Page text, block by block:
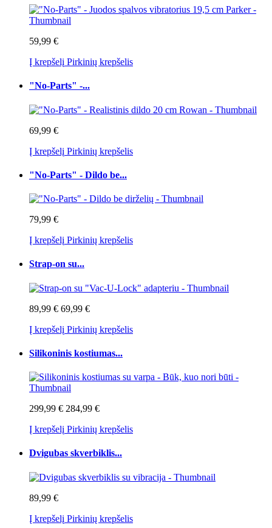
59,99 €
Į krepšelį Pirkinių krepšelis
"No-Parts" -...
69,99 €
Į krepšelį Pirkinių krepšelis
"No-Parts" - Dildo be...
79,99 €
Į krepšelį Pirkinių krepšelis
Strap-on su...
89,99 € 69,99 €
Į krepšelį Pirkinių krepšelis
Silikoninis kostiumas...
299,99 € 284,99 €
Į krepšelį Pirkinių krepšelis
Dvigubas skverbiklis...
89,99 €
Į krepšelį Pirkinių krepšelis